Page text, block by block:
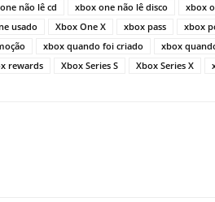
não lê cd xbox one não lê disco xbox
usado Xbox One X xbox pass xbox
xbox quando foi criado xbox
rewards Xbox Series S Xbox Series X